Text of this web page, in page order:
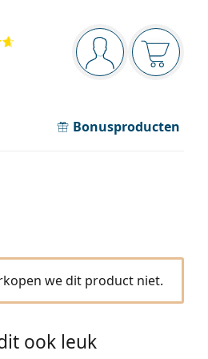
Navigatie
Je bent ingelogd
Jouw
Bonusproducten
we dit product niet.
ook leuk